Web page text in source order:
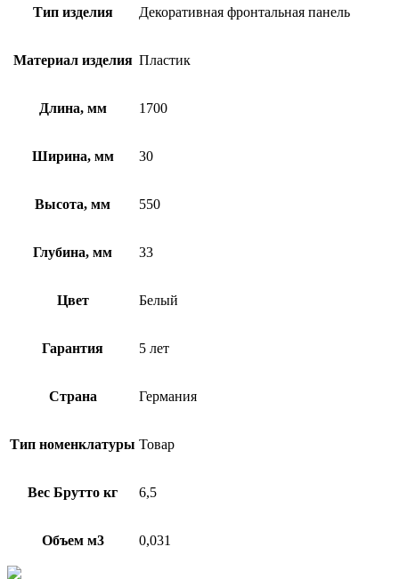
Тип изделия Декоративная фронтальная панель
Материал изделия Пластик
Длина, мм 1700
Ширина, мм 30
Высота, мм 550
Глубина, мм 33
Цвет Белый
Гарантия 5 лет
Страна Германия
Тип номенклатуры Товар
Вес Брутто кг 6,5
Объем м3 0,031